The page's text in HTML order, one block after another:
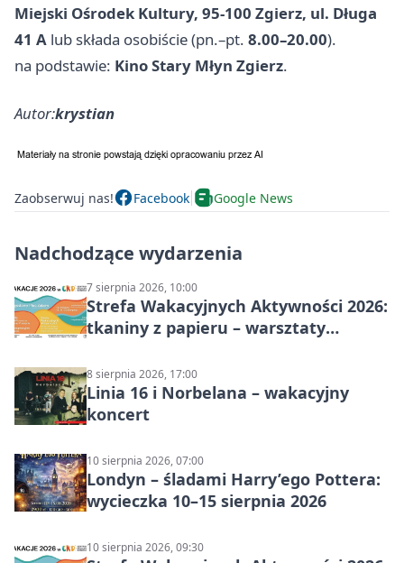
Miejski Ośrodek Kultury, 95-100 Zgierz, ul. Długa
41 A lub składa osobiście (pn.–pt. 8.00–20.00).
na podstawie: Kino Stary Młyn Zgierz.
Autor:krystian
Zaobserwuj nas! Facebook Google News
Nadchodzące wydarzenia
7 sierpnia 2026, 10:00
Strefa Wakacyjnych Aktywności 2026:
tkaniny z papieru – warsztaty
8 sierpnia 2026, 17:00
Linia 16 i Norbelana – wakacyjny
koncert
10 sierpnia 2026, 07:00
Londyn – śladami Harry’ego Pottera:
wycieczka 10–15 sierpnia 2026
10 sierpnia 2026, 09:30